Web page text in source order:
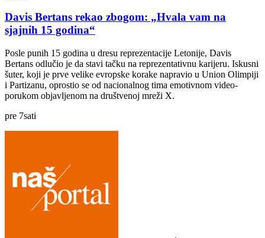
Davis Bertans rekao zbogom: „Hvala vam na
sjajnih 15 godina“
Posle punih 15 godina u dresu reprezentacije Letonije, Davis
Bertans odlučio je da stavi tačku na reprezentativnu karijeru. Iskusni
šuter, koji je prve velike evropske korake napravio u Union Olimpiji
i Partizanu, oprostio se od nacionalnog tima emotivnom video-
porukom objavljenom na društvenoj mreži X.
pre 7sati